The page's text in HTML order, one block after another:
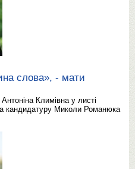
слова», - мати
Климівна у листі
кандидатуру Миколи Романюка